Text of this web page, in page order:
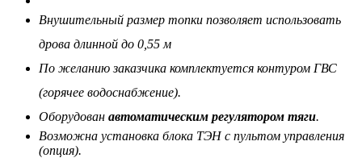
Внушительный размер топки позволяет использовать
дрова длинной до 0,55 м
По желанию заказчика комплектуется контуром ГВС
(горячее водоснабжение).
Оборудован автоматическим регулятором тяги.
Возможна установка блока ТЭН с пультом управления
(опция).